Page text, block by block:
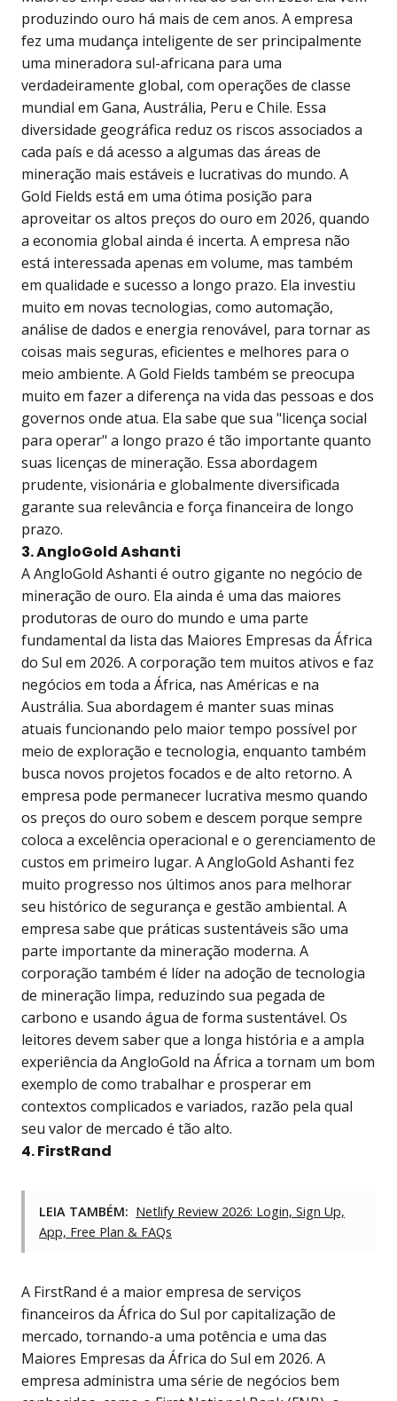
produzindo ouro há mais de cem anos. A empresa
fez uma mudança inteligente de ser principalmente
uma mineradora sul-africana para uma
verdadeiramente global, com operações de classe
mundial em Gana, Austrália, Peru e Chile. Essa
diversidade geográfica reduz os riscos associados a
cada país e dá acesso a algumas das áreas de
mineração mais estáveis e lucrativas do mundo. A
Gold Fields está em uma ótima posição para
aproveitar os altos preços do ouro em 2026, quando
a economia global ainda é incerta. A empresa não
está interessada apenas em volume, mas também
em qualidade e sucesso a longo prazo. Ela investiu
muito em novas tecnologias, como automação,
análise de dados e energia renovável, para tornar as
coisas mais seguras, eficientes e melhores para o
meio ambiente. A Gold Fields também se preocupa
muito em fazer a diferença na vida das pessoas e dos
governos onde atua. Ela sabe que sua "licença social
para operar" a longo prazo é tão importante quanto
suas licenças de mineração. Essa abordagem
prudente, visionária e globalmente diversificada
garante sua relevância e força financeira de longo
prazo.
3. AngloGold Ashanti
A AngloGold Ashanti é outro gigante no negócio de
mineração de ouro. Ela ainda é uma das maiores
produtoras de ouro do mundo e uma parte
fundamental da lista das Maiores Empresas da África
do Sul em 2026. A corporação tem muitos ativos e faz
negócios em toda a África, nas Américas e na
Austrália. Sua abordagem é manter suas minas
atuais funcionando pelo maior tempo possível por
meio de exploração e tecnologia, enquanto também
busca novos projetos focados e de alto retorno. A
empresa pode permanecer lucrativa mesmo quando
os preços do ouro sobem e descem porque sempre
coloca a excelência operacional e o gerenciamento de
custos em primeiro lugar. A AngloGold Ashanti fez
muito progresso nos últimos anos para melhorar
seu histórico de segurança e gestão ambiental. A
empresa sabe que práticas sustentáveis são uma
parte importante da mineração moderna. A
corporação também é líder na adoção de tecnologia
de mineração limpa, reduzindo sua pegada de
carbono e usando água de forma sustentável. Os
leitores devem saber que a longa história e a ampla
experiência da AngloGold na África a tornam um bom
exemplo de como trabalhar e prosperar em
contextos complicados e variados, razão pela qual
seu valor de mercado é tão alto.
4. FirstRand
LEIA TAMBÉM: Netlify Review 2026: Login, Sign Up,
App, Free Plan & FAQs
A FirstRand é a maior empresa de serviços
financeiros da África do Sul por capitalização de
mercado, tornando-a uma potência e uma das
Maiores Empresas da África do Sul em 2026. A
empresa administra uma série de negócios bem